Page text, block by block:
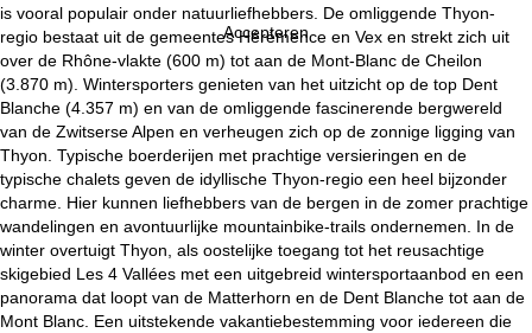
Accepteren
a
g
i
n
a
is vooral populair onder natuurliefhebbers. De omliggende Thyon-
regio bestaat uit de gemeentes Hérémence en Vex en strekt zich uit
over de Rhône-vlakte (600 m) tot aan de Mont-Blanc de Cheilon
(3.870 m). Wintersporters genieten van het uitzicht op de top Dent
Blanche (4.357 m) en van de omliggende fascinerende bergwereld
van de Zwitserse Alpen en verheugen zich op de zonnige ligging van
Thyon. Typische boerderijen met prachtige versieringen en de
typische chalets geven de idyllische Thyon-regio een heel bijzonder
charme. Hier kunnen liefhebbers van de bergen in de zomer prachtige
wandelingen en avontuurlijke mountainbike-trails ondernemen. In de
winter overtuigt Thyon, als oostelijke toegang tot het reusachtige
skigebied Les 4 Vallées met een uitgebreid wintersportaanbod en een
panorama dat loopt van de Matterhorn en de Dent Blanche tot aan de
Mont Blanc. Een uitstekende vakantiebestemming voor iedereen die